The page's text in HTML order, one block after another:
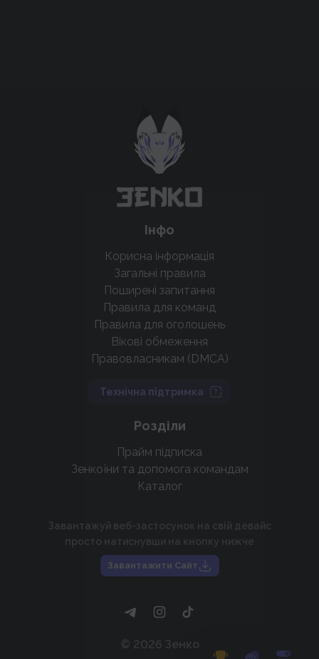
крутих нововведень
Підтримати проєкт
Інфо
Корисна інформація
Загальні правила
Поширені запитання
Правила для команд
Правила для оголошень
Вікові обмеження
Правовласникам (DMCA)
Технічна підтримка
Розділи
Прайм підписка
Зенкоїни та допомога командам
Каталог
Завантажуй веб-застосунок на свій девайс
просто натиснувши на кнопку нижче
Завантажити Сайт
© 2026 Зенко